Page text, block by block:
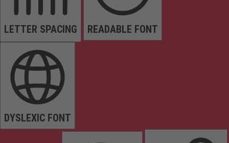
LETTER SPACING READABLE FONT
DYSLEXIC FONT